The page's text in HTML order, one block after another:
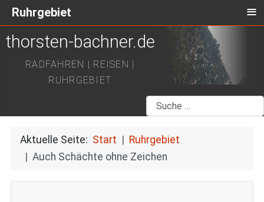
thorsten-bachner.de
RADFAHREN | REISEN |
RUHRGEBIET
Suchen
Aktuelle Seite: Start
Ruhrgebiet
Auch Schächte ohne Zeichen
Ruhrgebiet ≡